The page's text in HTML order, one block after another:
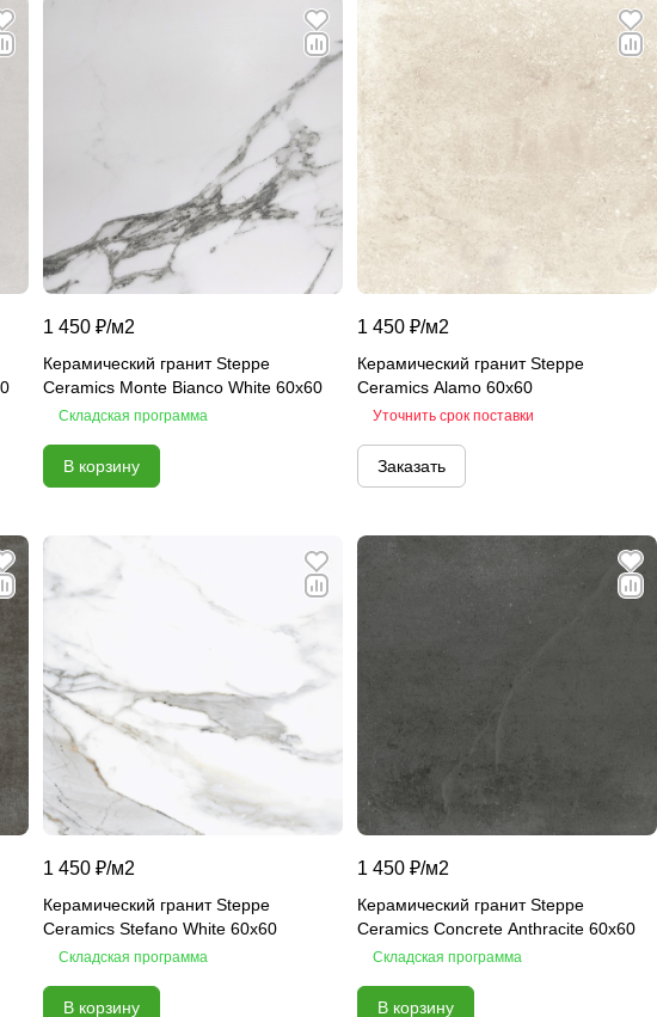
1 450 ₽/м2
Керамический гранит Steppe
Ceramics Monte Bianco White 60х60
Складская программа
В корзину
1 450 ₽/м2
Керамический гранит Steppe
Ceramics Alamo 60х60
Уточнить срок поставки
Заказать
1 450 ₽/м2
Керамический гранит Steppe
Ceramics Stefano White 60х60
Складская программа
В корзину
1 450 ₽/м2
Керамический гранит Steppe
Ceramics Concrete Anthracite 60х60
Складская программа
В корзину